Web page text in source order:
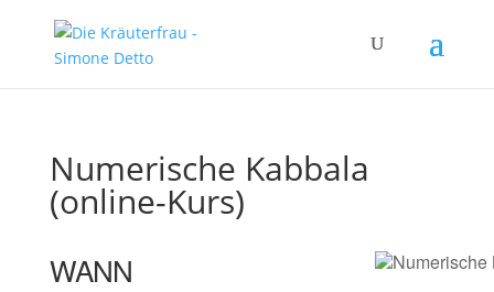
Numerische Kabbala
(online-Kurs)
WANN